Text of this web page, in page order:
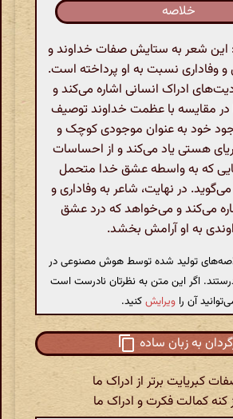
خلاصه
شعر به ستایش صفات خداوند و
وفاداری نسبت به او پرداخته است.
ادراک انسانی اشاره می‌کند و
مقایسه با عظمت خداوند توصیف
خود به عنوان موجودی کوچک و
هستی یاد می‌کند و از احساسات
که به واسطه عشق خدا متحمل
در نهایت، شاعر به وفاداری و
می‌کند و می‌خواهد که درد عشق
به او آرامش بخشد.
تولید شده توسط هوش مصنوعی در
اگر این متن به نظرتان نادرست است
آن را ویرایشکنید.
به زبان ساده
کبریایت برتر از ادراک ما
کنه کمالت فکرت و ادراک ما